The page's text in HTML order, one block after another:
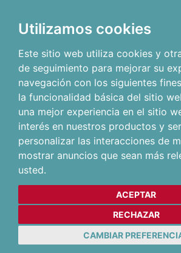
Utilizamos cookies
Este sitio web utiliza cookies y
de seguimiento para mejorar su
navegación con los siguientes
la funcionalidad básica del sitio
una mejor experiencia en el sitio
interés en nuestros productos y
personalizar las interacciones de
mostrar anuncios que sean más
usted.
ACEPTAR
RECHAZAR
CAMBIAR